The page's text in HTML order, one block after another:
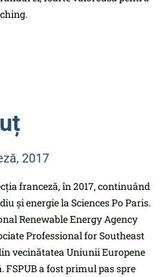
2017
franceză, în 2017, continuând
și energie la Sciences Po Paris.
Renewable Energy Agency
Professional for Southeast
vecinătatea Uniunii Europene
a fost primul pas spre